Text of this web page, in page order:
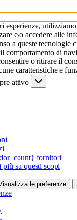
esperienze,
e/o accedere alle
a queste tecnologie
comportamento di
o ritirare il
caratteristiche e
attivo
fornitori
più su questi scopi
le preferenze